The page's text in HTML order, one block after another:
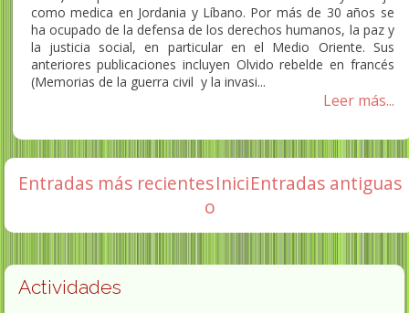
como medica en Jordania y Líbano. Por más de 30 años se
ha ocupado de la defensa de los derechos humanos, la paz y
la justicia social, en particular en el Medio Oriente. Sus
anteriores publicaciones incluyen Olvido rebelde en francés
(Memorias de la guerra civil y la invasi...
Leer más...
Entradas más recientes Entradas antiguas
Inici
o
Actividades